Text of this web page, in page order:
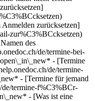
zurücksetzen]
zur%C3%BCcksetzen)
des
de/termine-bei-
- [Termine
de/termine-
- [Termine für jemand
de/termine-f%C3%BCr-
- [Was ist eine